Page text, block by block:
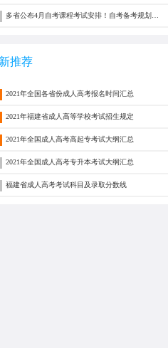
推荐
2021年全国各省份成人高考报名时间汇总
2021年福建省成人高等学校考试招生规定
2021年全国成人高考高起专考试大纲汇总
2021年全国成人高考专升本考试大纲汇总
福建省成人高考考试科目及录取分数线